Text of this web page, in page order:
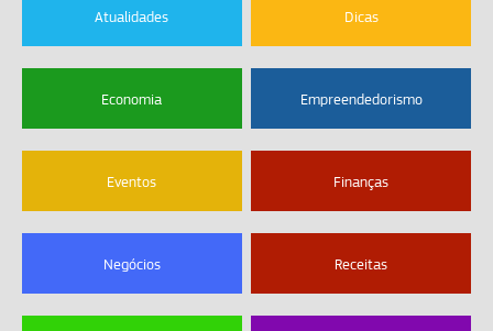
Atualidades Dicas
Economia Empreendedorismo
Eventos Finanças
Negócios Receitas